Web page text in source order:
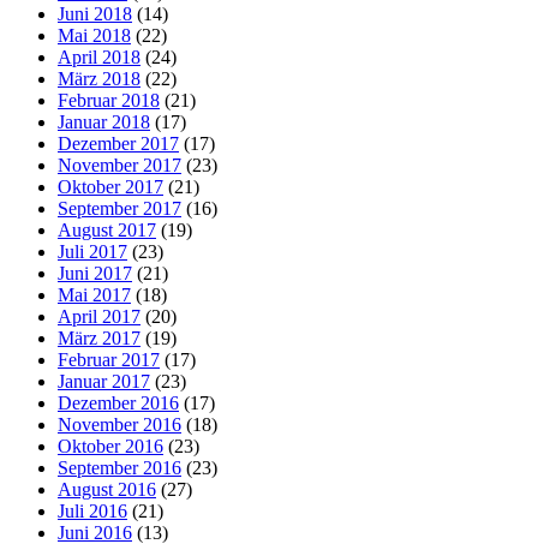
Juni 2018 (14)
Mai 2018 (22)
April 2018 (24)
März 2018 (22)
Februar 2018 (21)
Januar 2018 (17)
Dezember 2017 (17)
November 2017 (23)
Oktober 2017 (21)
September 2017 (16)
August 2017 (19)
Juli 2017 (23)
Juni 2017 (21)
Mai 2017 (18)
April 2017 (20)
März 2017 (19)
Februar 2017 (17)
Januar 2017 (23)
Dezember 2016 (17)
November 2016 (18)
Oktober 2016 (23)
September 2016 (23)
August 2016 (27)
Juli 2016 (21)
Juni 2016 (13)